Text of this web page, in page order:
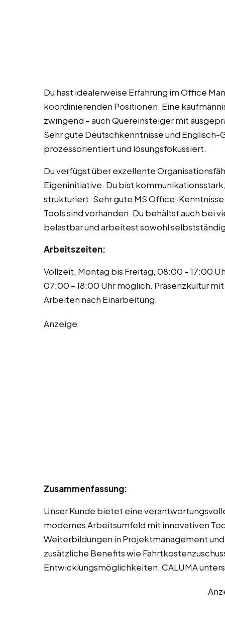
Du hast idealerweise Erfahrung im Office
koordinierenden Positionen. Eine
zwingend – auch Quereinsteiger mit
Sehr gute Deutschkenntnisse und
prozessorientiert und lösungsfokussiert.
Du verfügst über exzellente
Eigeninitiative. Du bist
strukturiert. Sehr gute MS Office-
Tools sind vorhanden. Du behältst auch bei
belastbar und arbeitest sowohl selbstständig
Arbeitszeiten:
Vollzeit, Montag bis Freitag, 08:00 – 17:00
07:00 – 18:00 Uhr möglich. Präsenzkultur
Arbeiten nach Einarbeitung.
Anzeige
Zusammenfassung:
Unser Kunde bietet eine
modernes Arbeitsumfeld mit innovativen
Weiterbildungen in Projektmanagement
zusätzliche Benefits wie
Entwicklungsmöglichkeiten. CALUMA